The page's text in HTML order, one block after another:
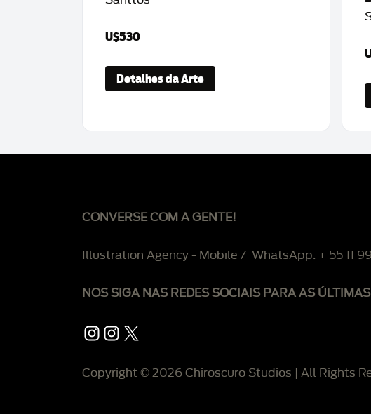
U$530
Detalhes da Arte
CONVERSE COM A GENTE!
Illustration Agency - Mobile / WhatsApp: + 55 11
NOS SIGA NAS REDES SOCIAIS PARA AS
Instagram
Instagram
X
Copyright © 2026 Chiroscuro Studios | All Rights